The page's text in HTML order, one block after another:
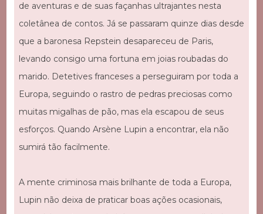
de aventuras e de suas façanhas ultrajantes nesta
coletânea de contos. Já se passaram quinze dias desde
que a baronesa Repstein desapareceu de Paris,
levando consigo uma fortuna em joias roubadas do
marido. Detetives franceses a perseguiram por toda a
Europa, seguindo o rastro de pedras preciosas como
muitas migalhas de pão, mas ela escapou de seus
esforços. Quando Arsène Lupin a encontrar, ela não
sumirá tão facilmente.
A mente criminosa mais brilhante de toda a Europa,
Lupin não deixa de praticar boas ações ocasionais,